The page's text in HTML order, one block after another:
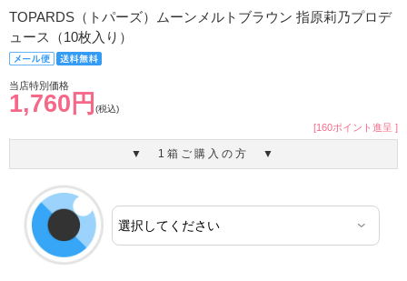
TOPARDS（トパーズ）ムーンメルトブラウン 指原莉乃プロデ
ュース（10枚入り）
当店特別価格
1,760円 (税込)
[160ポイント進呈 ]
▼ 1箱ご購入の方 ▼